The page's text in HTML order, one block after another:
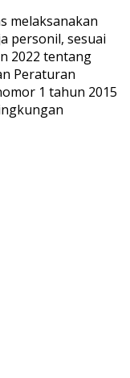
melaksanakan
personil, sesuai
2022 tentang
Peraturan
1 tahun 2015